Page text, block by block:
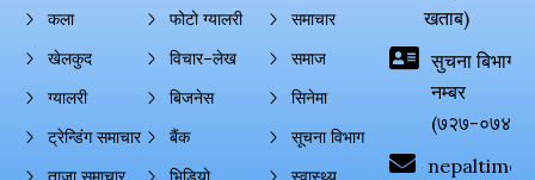
कला
खेलकुद
ग्यालरी
ट्रेन्डिंग समाचार
फोटो ग्यालरी
विचार–लेख
बिजनेस
बैंक
समाचार
समाज
सिनेमा
सूचना विभाग
खताब)
सुचना बिभाग
नम्बर
(७२७-०७४-